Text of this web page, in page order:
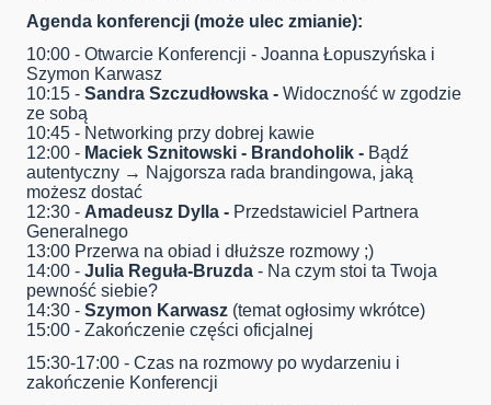
Agenda konferencji (może ulec zmianie):
10:00 - Otwarcie Konferencji - Joanna Łopuszyńska i
Szymon Karwasz
10:15 - Sandra Szczudłowska - Widoczność w zgodzie
ze sobą
10:45 - Networking przy dobrej kawie
12:00 - Maciek Sznitowski - Brandoholik - Bądź
autentyczny → Najgorsza rada brandingowa, jaką
możesz dostać
12:30 - Amadeusz Dylla - Przedstawiciel Partnera
Generalnego
13:00 Przerwa na obiad i dłuższe rozmowy ;)
14:00 - Julia Reguła-Bruzda - Na czym stoi ta Twoja
pewność siebie?
14:30 - Szymon Karwasz (temat ogłosimy wkrótce)
15:00 - Zakończenie części oficjalnej
15:30-17:00 - Czas na rozmowy po wydarzeniu i
zakończenie Konferencji